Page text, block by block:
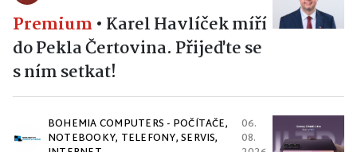
Premium • Karel Havlíček míří
do Pekla Čertovina. Přijeďte se
s ním setkat!
BOHEMIA COMPUTERS - POČÍTAČE,
NOTEBOOKY, TELEFONY, SERVIS,
06.
08.